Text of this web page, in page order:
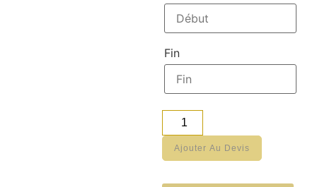
Fin
Ajouter Au Devis